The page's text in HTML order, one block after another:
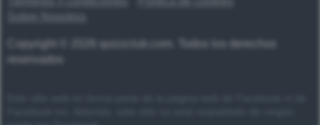
Copyright © 2026 quizzclub.com. Todos los derechos
reservados